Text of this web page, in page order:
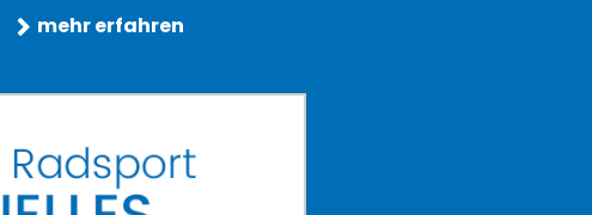
mehr erfahren